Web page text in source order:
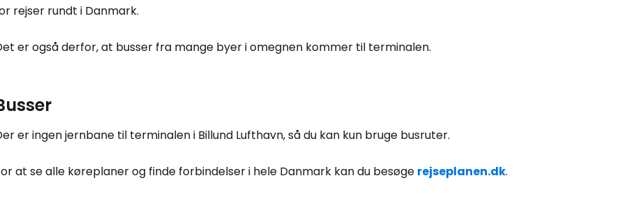
rejser rundt i Danmark.
er også derfor, at busser fra mange byer i omegnen kommer til terminalen.
er ingen jernbane til terminalen i Billund Lufthavn, så du kan kun bruge busruter.
at se alle køreplaner og finde forbindelser i hele Danmark kan du besøge rejseplanen.dk.